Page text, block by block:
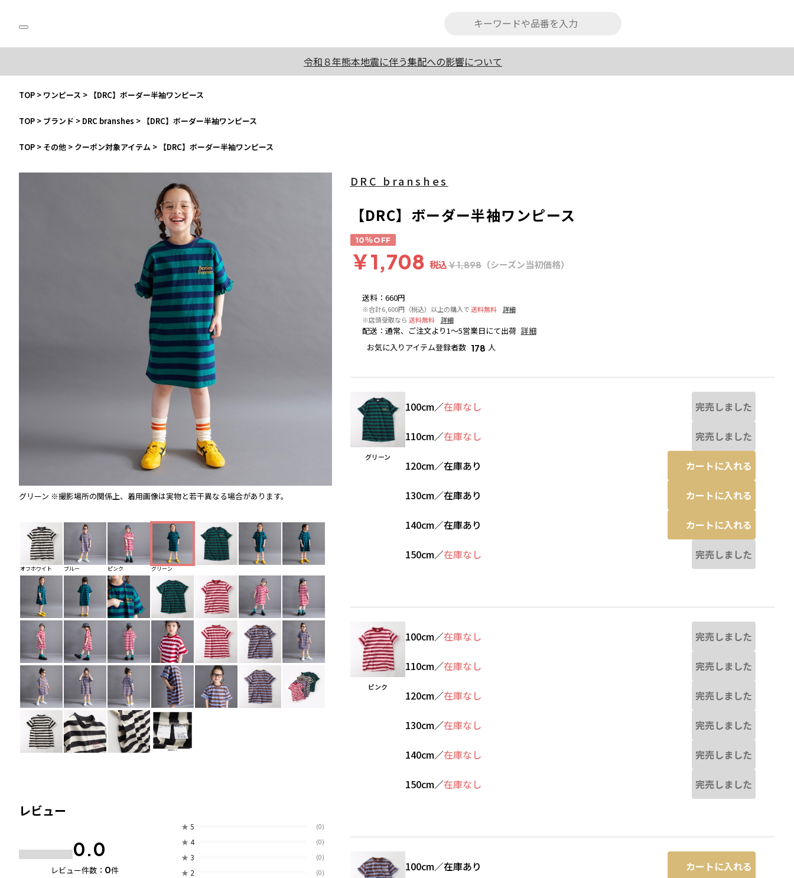
令和８年熊本地震に伴う集配への影響について
TOP > ワンピース > 【DRC】ボーダー半袖ワンピース
TOP > ブランド > DRC branshes > 【DRC】ボーダー半袖ワンピース
TOP > その他 > クーポン対象アイテム > 【DRC】ボーダー半袖ワンピース
グリーン ※撮影場所の関係上、着用画像は実物と若干異なる場合があります。
オフホワイト ブルー ピンク グリーン
レビュー
0.0
レビュー件数： 0件
★ 5 (0)
★ 4 (0)
★ 3 (0)
★ 2 (0)
送料： 660円
※合計6,600円（税込）以上の購入で送料無料
詳細
※店頭受取なら 送料無料 詳細
配送 ： 通常、ご注文より1～5営業日にて出荷 詳細
お気に入りアイテム登録者数 178 人
DRC branshes
【DRC】ボーダー半袖ワンピース
10％OFF
￥1,708 税込￥1,898（シーズン当初価格）
グリーン
100cm／在庫なし 完売しました
110cm／在庫なし 完売しました
120cm／在庫あり カートに入れる
130cm／在庫あり カートに入れる
140cm／在庫あり カートに入れる
150cm／在庫なし 完売しました
ピンク
100cm／在庫なし 完売しました
110cm／在庫なし 完売しました
120cm／在庫なし 完売しました
130cm／在庫なし 完売しました
140cm／在庫なし 完売しました
150cm／在庫なし 完売しました
100cm／在庫あり カートに入れる